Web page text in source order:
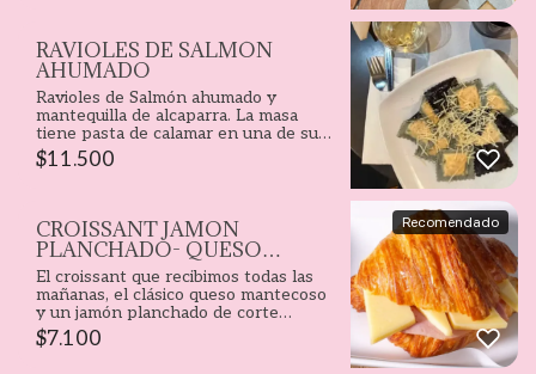
RAVIOLES DE SALMÓN
AHUMADO
Ravioles de Salmón ahumado y
mantequilla de alcaparra. La masa
tiene pasta de calamar en una de sus
caras.
$11.500
CROISSANT JAMON
PLANCHADO- QUESO
MANTECOSO
El croissant que recibimos todas las
mañanas, el clásico queso mantecoso
y un jamón planchado de corte
perfecto.
$7.100
Recomendado